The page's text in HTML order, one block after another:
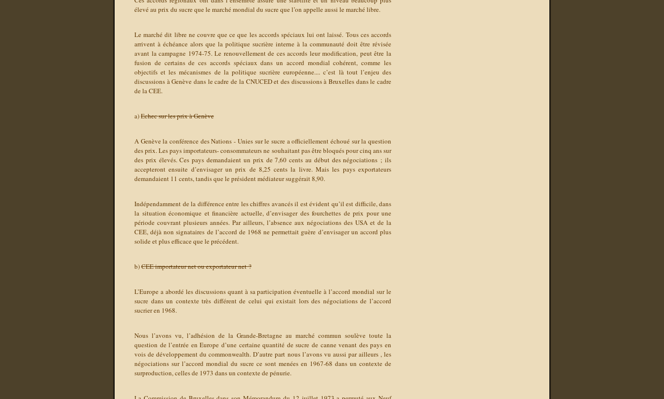
élevé au prix du sucre que le marché mondial du sucre que l’on appelle aussi le marché libre.
Le marché dit libre ne couvre que ce que les accords spéciaux lui ont laissé. Tous ces accords
arrivent à échéance alors que la politique sucrière interne à la communauté doit être révisée
avant la campagne 1974-75. Le renouvellement de ces accords leur modification, peut être la
fusion de certains de ces accords spéciaux dans un accord mondial cohérent, comme les
objectifs et les mécanismes de la politique sucrière européenne.... c’est là tout l’enjeu des
discussions à Genève dans le cadre de la CNUCED et des discussions à Bruxelles dans le cadre
de la CEE.
a)Echec sur les prix à Genève
A Genève la conférence des Nations - Unies sur le sucre a officiellement échoué sur la question
des prix. Les pays importateurs- consommateurs ne souhaitant pas être bloqués pour cinq ans sur
des prix élevés. Ces pays demandaient un prix de 7,60 cents au début des négociations ; ils
accepteront ensuite d’envisager un prix de 8,25 cents la livre. Mais les pays exportateurs
demandaient 11 cents, tandis que le président médiateur suggérait 8,90.
Indépendamment de la différence entre les chiffres avancés il est évident qu’il est difficile, dans
la situation économique et financière actuelle, d’envisager des fourchettes de prix pour une
période couvrant plusieurs années. Par ailleurs, l’absence aux négociations des USA et de la
CEE, déjà non signataires de l’accord de 1968 ne permettait guère d’envisager un accord plus
solide et plus efficace que le précédent.
b)CEE importateur net ou exportateur net ?
L’Europe a abordé les discussions quant à sa participation éventuelle à l’accord mondial sur le
sucre dans un contexte très différent de celui qui existait lors des négociations de l’accord
sucrier en 1968.
Nous l’avons vu, l’adhésion de la Grande-Bretagne au marché commun soulève toute la
question de l’entrée en Europe d’une certaine quantité de sucre de canne venant des pays en
vois de développement du commonwealth. D’autre part nous l’avons vu aussi par ailleurs , les
négociations sur l’accord mondial du sucre ce sont menées en 1967-68 dans un contexte de
surproduction, celles de 1973 dans un contexte de pénurie.